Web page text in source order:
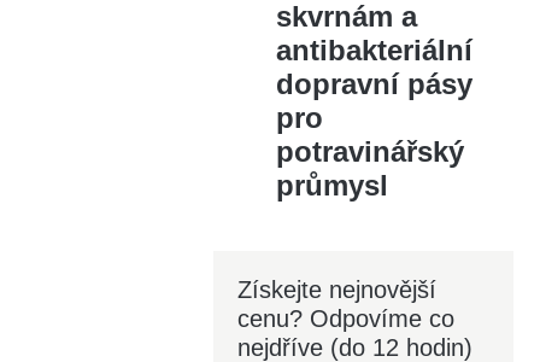
skvrnám a
antibakteriální
dopravní pásy
pro
potravinářský
průmysl
Získejte nejnovější
cenu? Odpovíme co
nejdříve (do 12 hodin)